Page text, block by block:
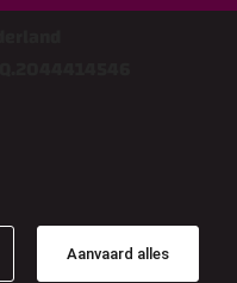
Aanvaard alles